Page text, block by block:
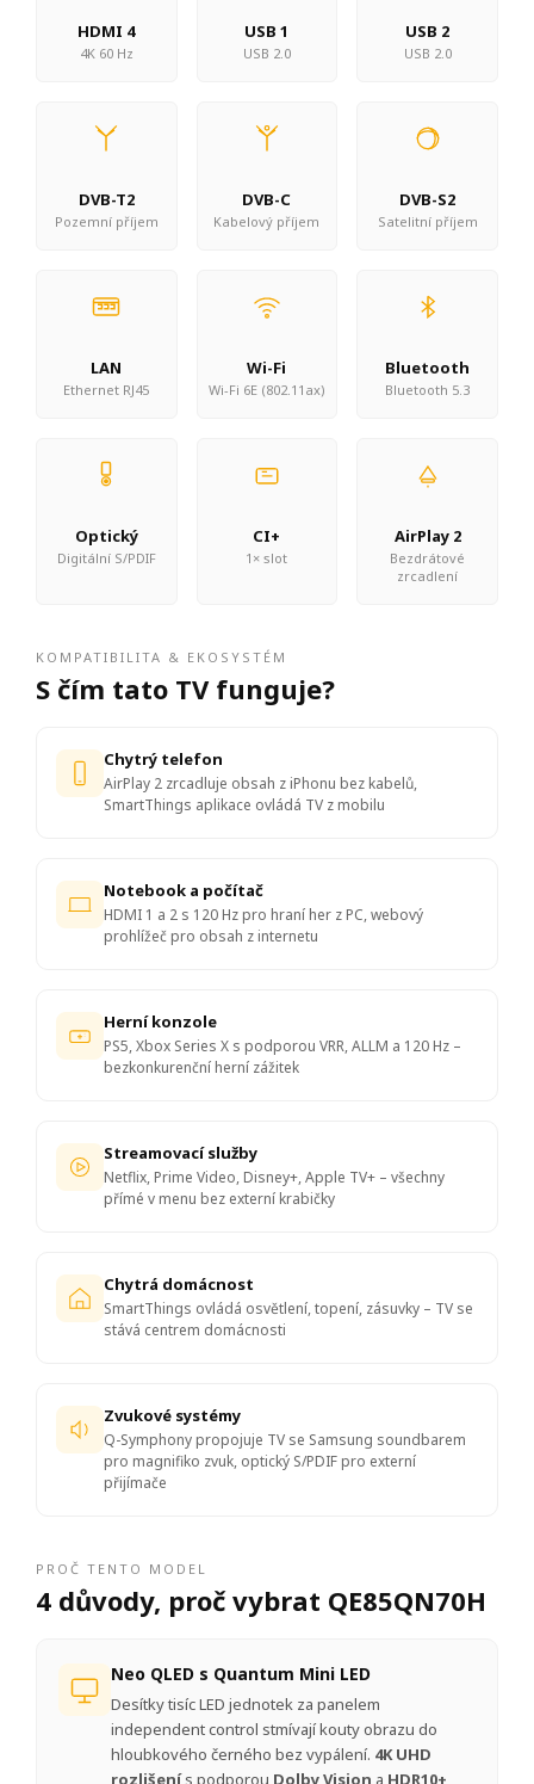
HDMI 4
4K 60 Hz
USB 1
USB 2.0
USB 2
USB 2.0
DVB-T2
Pozemní příjem
DVB-C
Kabelový příjem
DVB-S2
Satelitní příjem
LAN
Ethernet RJ45
Wi-Fi
Wi-Fi 6E (802.11ax)
Bluetooth
Bluetooth 5.3
Optický
Digitální S/PDIF
CI+
1× slot
AirPlay 2
Bezdrátové
zrcadlení
KOMPATIBILITA & EKOSYSTÉM
S čím tato TV funguje?
Chytrý telefon
AirPlay 2 zrcadluje obsah z iPhonu bez kabelů,
SmartThings aplikace ovládá TV z mobilu
Notebook a počítač
HDMI 1 a 2 s 120 Hz pro hraní her z PC, webový
prohlížeč pro obsah z internetu
Herní konzole
PS5, Xbox Series X s podporou VRR, ALLM a 120 Hz –
bezkonkurenční herní zážitek
Streamovací služby
Netflix, Prime Video, Disney+, Apple TV+ – všechny
přímé v menu bez externí krabičky
Chytrá domácnost
SmartThings ovládá osvětlení, topení, zásuvky – TV se
stává centrem domácnosti
Zvukové systémy
Q-Symphony propojuje TV se Samsung soundbarem
pro magnifiko zvuk, optický S/PDIF pro externí
přijímače
PROČ TENTO MODEL
4 důvody, proč vybrat QE85QN70H
Neo QLED s Quantum Mini LED
Desítky tisíc LED jednotek za panelem
independent control stmívají kouty obrazu do
hloubkového černého bez vypálení. 4K UHD
rozlišenís podporou Dolby Vision a HDR10+